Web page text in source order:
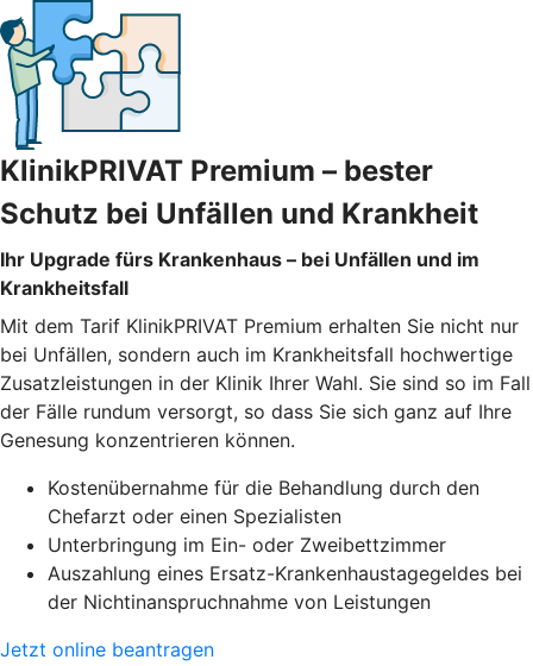
KlinikPRIVAT Premium – bester
Schutz bei Unfällen und Krankheit
Ihr Upgrade fürs Krankenhaus – bei Unfällen und im
Krankheitsfall
Mit dem Tarif KlinikPRIVAT Premium erhalten Sie nicht nur
bei Unfällen, sondern auch im Krankheitsfall hochwertige
Zusatzleistungen in der Klinik Ihrer Wahl. Sie sind so im Fall
der Fälle rundum versorgt, so dass Sie sich ganz auf Ihre
Genesung konzentrieren können.
Kostenübernahme für die Behandlung durch den
Chefarzt oder einen Spezialisten
Unterbringung im Ein- oder Zweibettzimmer
Auszahlung eines Ersatz-Krankenhaustagegeldes bei
der Nichtinanspruchnahme von Leistungen
Jetzt online beantragen